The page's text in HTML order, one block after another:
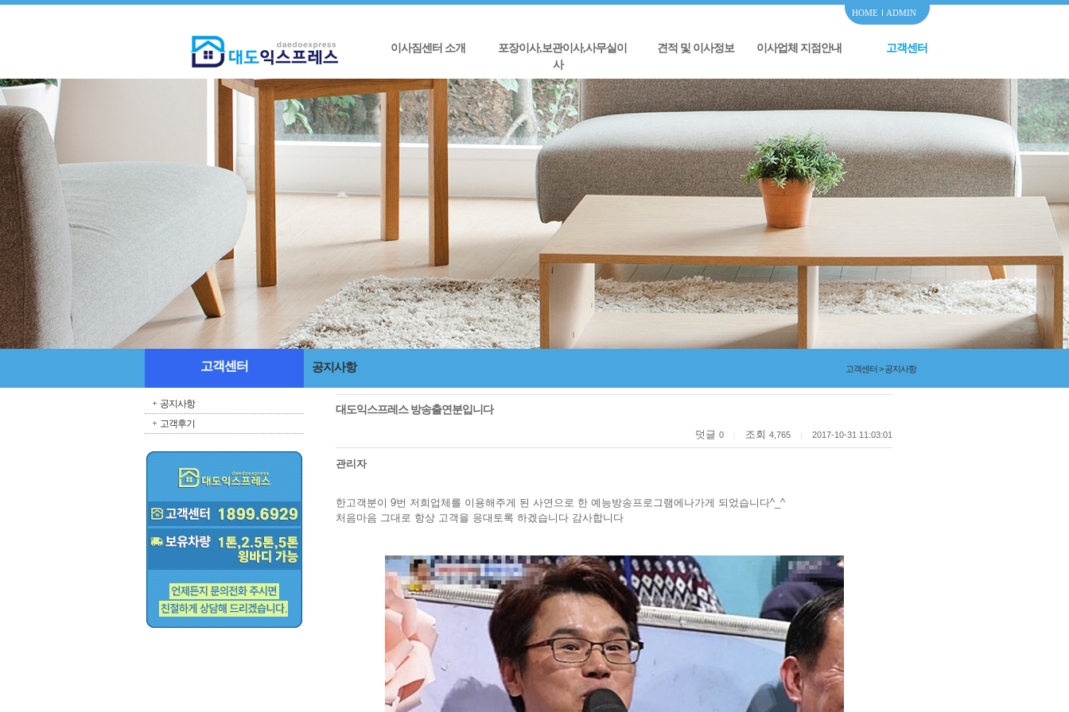
HOME ADMIN
이사짐센터 소개
포장이사,보관이사,사무실이
사
견적 및 이사정보 이사업체 지점안내 고객센터
고객센터
공지사항
고객후기
공지사항 고객센터 > 공지사항
대도익스프레스 방송출연분입니다
덧글 0 조회 4,765 2017-10-31 11:03:01
관리자
한고객분이 9번 저희업체를 이용해주게 된 사연으로 한 예능방송프로그램에나가게 되었습니다^_^
처음마음 그대로 항상 고객을 응대토록 하겠습니다 감사합니다